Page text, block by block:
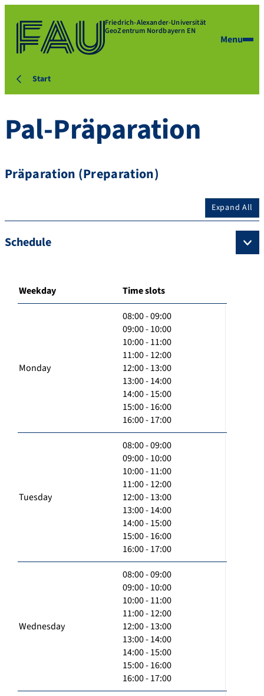
Friedrich-Alexander-Universität
GeoZentrum Nordbayern EN
Menu
Start
Pal-Präparation
Präparation (Preparation)
Expand All
Schedule
Weekday Time slots
Monday
08:00 - 09:00
09:00 - 10:00
10:00 - 11:00
11:00 - 12:00
12:00 - 13:00
13:00 - 14:00
14:00 - 15:00
15:00 - 16:00
16:00 - 17:00
Tuesday
08:00 - 09:00
09:00 - 10:00
10:00 - 11:00
11:00 - 12:00
12:00 - 13:00
13:00 - 14:00
14:00 - 15:00
15:00 - 16:00
16:00 - 17:00
Wednesday
08:00 - 09:00
09:00 - 10:00
10:00 - 11:00
11:00 - 12:00
12:00 - 13:00
13:00 - 14:00
14:00 - 15:00
15:00 - 16:00
16:00 - 17:00